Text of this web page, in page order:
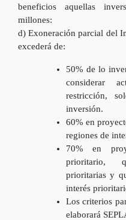
beneficios aquellas
millones:
d) Exoneración parcial del
excederá de:
50% de lo
considerar
restricción,
inversión.
60% en
regiones de
70% en
prioritario,
prioritarias y
interés
Los criterios
elaborará